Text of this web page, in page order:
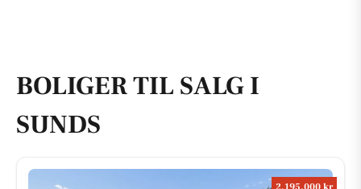
BOLIGER TIL SALG I
SUNDS